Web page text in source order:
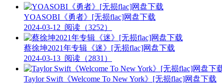
YOASOBI《勇者》[无损flac]网盘下载
2024-03-12 阅读（3252）
蔡徐坤2021年专辑《迷》[无损flac]网盘下载
2024-03-13 阅读（2831）
Taylor Swift《Welcome To New York》[无损flac]网盘下载